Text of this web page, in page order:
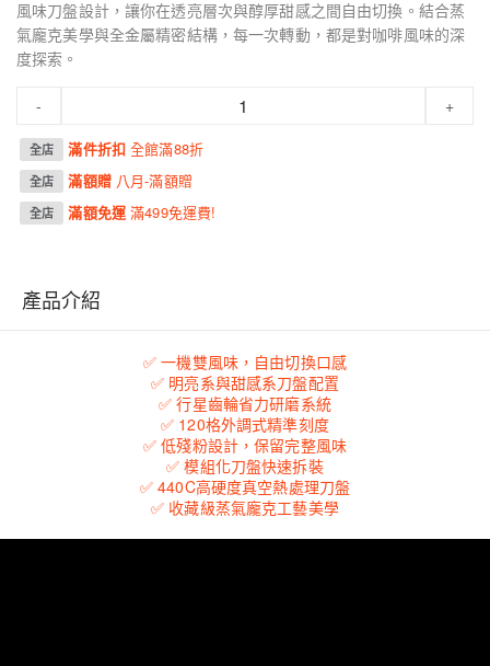
風味刀盤設計，讓你在透亮層次與醇厚甜感之間自由切換。結合蒸
氣龐克美學與全金屬精密結構，每一次轉動，都是對咖啡風味的深
度探索。
- +
全店 滿件折扣全館滿88折
全店 滿額贈 八月-滿額贈
全店 滿額免運滿499免運費!
產品介紹
✅ 一機雙風味，自由切換口感
✅ 明亮系與甜感系刀盤配置
✅ 行星齒輪省力研磨系統
✅ 120格外調式精準刻度
✅ 低殘粉設計，保留完整風味
✅ 模組化刀盤快速拆裝
✅ 440C高硬度真空熱處理刀盤
✅ 收藏級蒸氣龐克工藝美學